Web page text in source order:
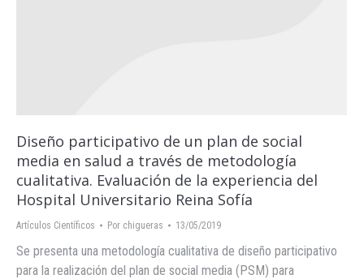
Diseño participativo de un plan de social
media en salud a través de metodología
cualitativa. Evaluación de la experiencia del
Hospital Universitario Reina Sofía
Artículos Científicos Por chigueras 13/05/2019
Se presenta una metodología cualitativa de diseño participativo
para la realización del plan de social media (PSM) para